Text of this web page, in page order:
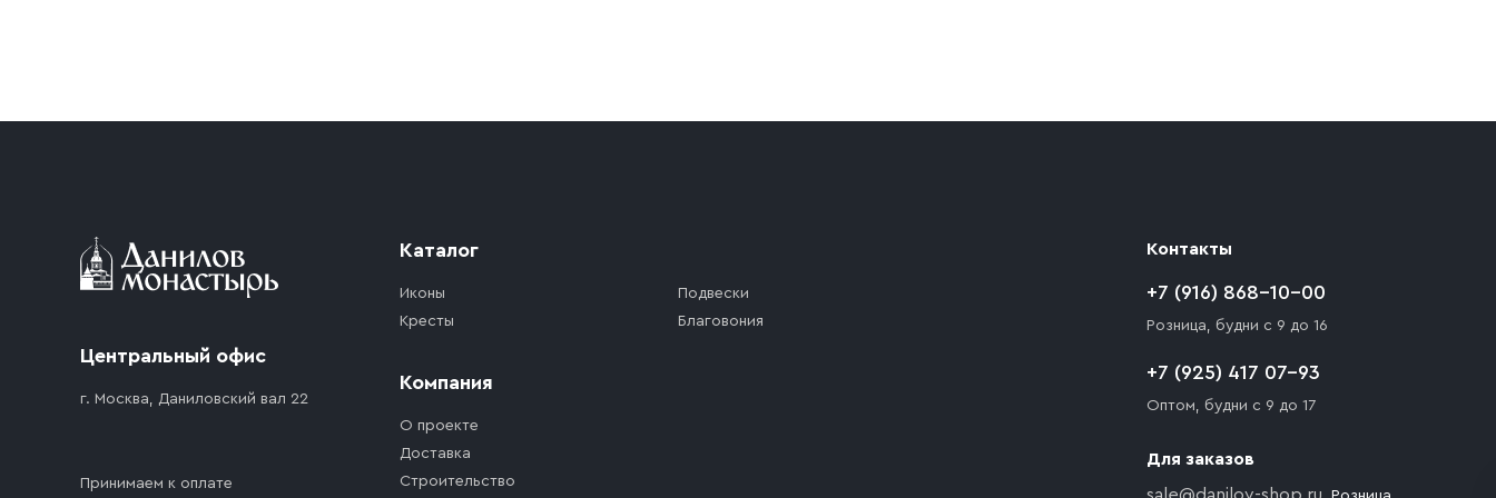
доставка осуществляется до ближайшего места, которое максимально близко к месту запланированной разгрузки товара и не нарушает правила
Центральный офис
г. Москва, Даниловский вал 22
Принимаем к оплате
Каталог
Иконы
Кресты
Подвески
Благовония
Компания
О проекте
Доставка
Строительство
Контакты
+7 (916) 868-10-00
Розница, будни с 9 до 16
+7 (925) 417 07-93
Оптом, будни с 9 до 17
Для заказов